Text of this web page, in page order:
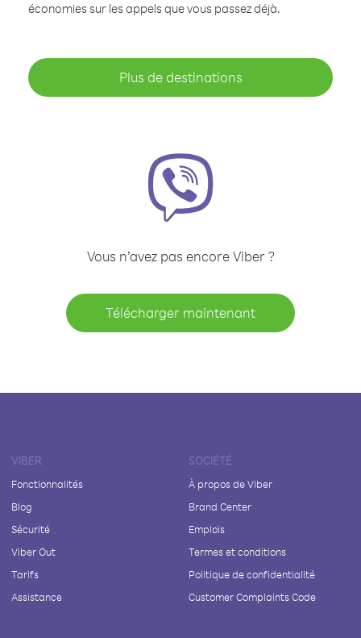
économies sur les appels que vous passez déjà.
Plus de destinations
Vous n’avez pas encore Viber ?
Télécharger maintenant
VIBER
Fonctionnalités
Blog
Sécurité
Viber Out
Tarifs
Assistance
SOCIÉTÉ
À propos de Viber
Brand Center
Emplois
Termes et conditions
Politique de confidentialité
Customer Complaints Code